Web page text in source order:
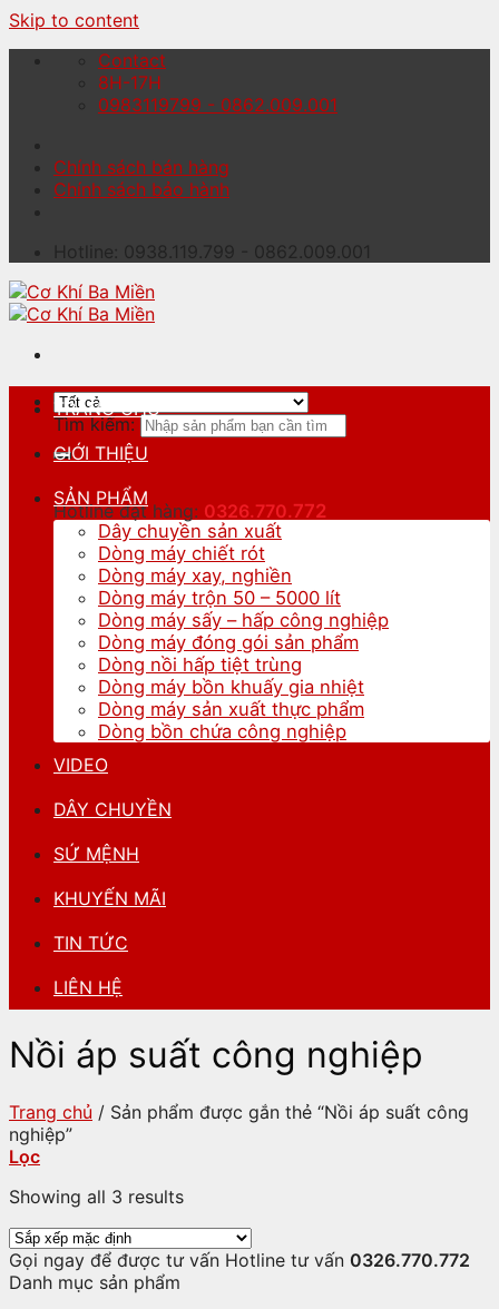
Skip to content
Contact
8H-17H
0983119799 - 0862.009.001
Chính sách bán hàng
Chính sách bảo hành
Hotline: 0938.119.799 - 0862.009.001
Tìm kiếm:
Hotline đặt hàng: 0326.770.772
TRANG CHỦ
GIỚI THIỆU
SẢN PHẨM
Dây chuyền sản xuất
Dòng máy chiết rót
Dòng máy xay, nghiền
Dòng máy trộn 50 – 5000 lít
Dòng máy sấy – hấp công nghiệp
Dòng máy đóng gói sản phẩm
Dòng nồi hấp tiệt trùng
Dòng máy bồn khuấy gia nhiệt
Dòng máy sản xuất thực phẩm
Dòng bồn chứa công nghiệp
VIDEO
DÂY CHUYỀN
SỨ MỆNH
KHUYẾN MÃI
TIN TỨC
LIÊN HỆ
Nồi áp suất công nghiệp
Trang chủ / Sản phẩm được gắn thẻ “Nồi áp suất công
nghiệp”
Lọc
Showing all 3 results
Gọi ngay để được tư vấn Hotline tư vấn 0326.770.772
Danh mục sản phẩm